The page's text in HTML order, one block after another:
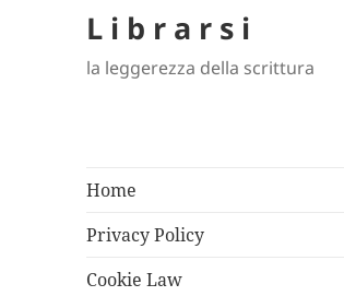
L i b r a r s i
la leggerezza della scrittura
Home
Privacy Policy
Cookie Law